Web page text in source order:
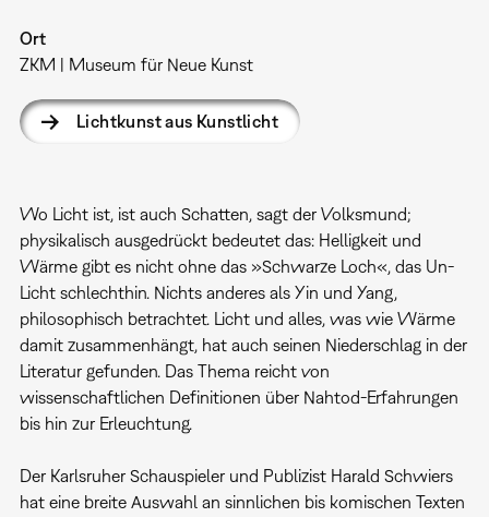
Ort
ZKM | Museum für Neue Kunst
Lichtkunst aus Kunstlicht
Wo Licht ist, ist auch Schatten, sagt der Volksmund;
physikalisch ausgedrückt bedeutet das: Helligkeit und
Wärme gibt es nicht ohne das »Schwarze Loch«, das Un-
Licht schlechthin. Nichts anderes als Yin und Yang,
philosophisch betrachtet. Licht und alles, was wie Wärme
damit zusammenhängt, hat auch seinen Niederschlag in der
Literatur gefunden. Das Thema reicht von
wissenschaftlichen Definitionen über Nahtod-Erfahrungen
bis hin zur Erleuchtung.
Der Karlsruher Schauspieler und Publizist Harald Schwiers
hat eine breite Auswahl an sinnlichen bis komischen Texten